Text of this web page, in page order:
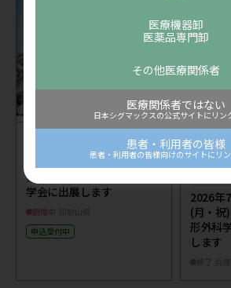
公開：2026/07/24
2026年8月8日(土)～9日(日)
第37回日本整形外科超音波
学会に出展します
開催中
申込受付中
学会出展
2026年
(月・祝
形外科
します
医療機器卸
医薬品専門卸
その他医療関係者
医療関係者ではない
日本シグマックスの公式サイトにリン
患者・利用者の皆様
患者・利用者の皆様向けのサイトにリ